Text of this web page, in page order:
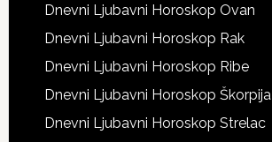
Dnevni Ljubavni Horoskop Ovan
Dnevni Ljubavni Horoskop Rak
Dnevni Ljubavni Horoskop Ribe
Dnevni Ljubavni Horoskop Škorpija
Dnevni Ljubavni Horoskop Strelac